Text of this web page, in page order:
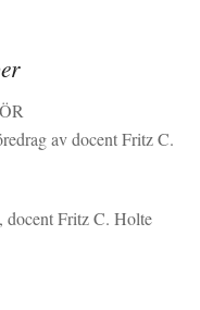
av docent Fritz C.
docent Fritz C. Holte